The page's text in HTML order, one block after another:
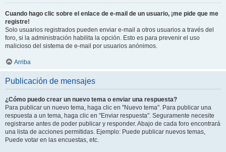
Cuando hago clic sobre el enlace de e-mail de un usuario, ¡me pide que me
registre!
Solo usuarios registrados pueden enviar e-mail a otros usuarios a través del
foro, si la administración habilita la opción. Esto es para prevenir el uso
malicioso del sistema de e-mail por usuarios anónimos.
Arriba
Publicación de mensajes
¿Cómo puedo crear un nuevo tema o enviar una respuesta?
Para publicar un nuevo tema, haga clic en "Nuevo tema". Para publicar una
respuesta a un tema, haga clic en "Enviar respuesta". Seguramente necesite
registrarse antes de poder publicar y responder. Abajo de cada foro encontrará
una lista de acciones permitidas. Ejemplo: Puede publicar nuevos temas,
Puede votar en las encuestas, etc.